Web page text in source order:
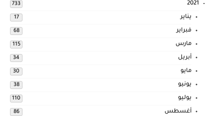
2021
733
يناير 17
فبراير 68
مارس 115
أبريل 34
مايو 30
يونيو 38
يوليو 110
أغسطس 86